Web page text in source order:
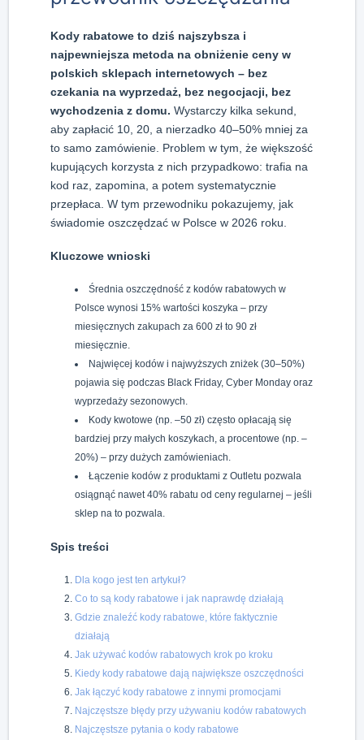
Kody rabatowe to dziś najszybsza i
najpewniejsza metoda na obniżenie ceny w
polskich sklepach internetowych – bez
czekania na wyprzedaż, bez negocjacji, bez
wychodzenia z domu. Wystarczy kilka sekund,
aby zapłacić 10, 20, a nierzadko 40–50% mniej za
to samo zamówienie. Problem w tym, że większość
kupujących korzysta z nich przypadkowo: trafia na
kod raz, zapomina, a potem systematycznie
przepłaca. W tym przewodniku pokazujemy, jak
świadomie oszczędzać w Polsce w 2026 roku.
Kluczowe wnioski
Średnia oszczędność z kodów rabatowych w
Polsce wynosi 15% wartości koszyka – przy
miesięcznych zakupach za 600 zł to 90 zł
miesięcznie.
Najwięcej kodów i najwyższych zniżek (30–50%)
pojawia się podczas Black Friday, Cyber Monday oraz
wyprzedaży sezonowych.
Kody kwotowe (np. –50 zł) często opłacają się
bardziej przy małych koszykach, a procentowe (np. –
20%) – przy dużych zamówieniach.
Łączenie kodów z produktami z Outletu pozwala
osiągnąć nawet 40% rabatu od ceny regularnej – jeśli
sklep na to pozwala.
Spis treści
Dla kogo jest ten artykuł?
Co to są kody rabatowe i jak naprawdę działają
Gdzie znaleźć kody rabatowe, które faktycznie
działają
Jak używać kodów rabatowych krok po kroku
Kiedy kody rabatowe dają największe oszczędności
Jak łączyć kody rabatowe z innymi promocjami
Najczęstsze błędy przy używaniu kodów rabatowych
Najczęstsze pytania o kody rabatowe